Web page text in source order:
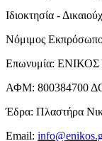
Ιδιοκτησία -
Νόμιμος
Επωνυμία: ΕΝΙΚΟΣ
ΑΦΜ: 800384700
Έδρα: Πλαστήρα
Email: